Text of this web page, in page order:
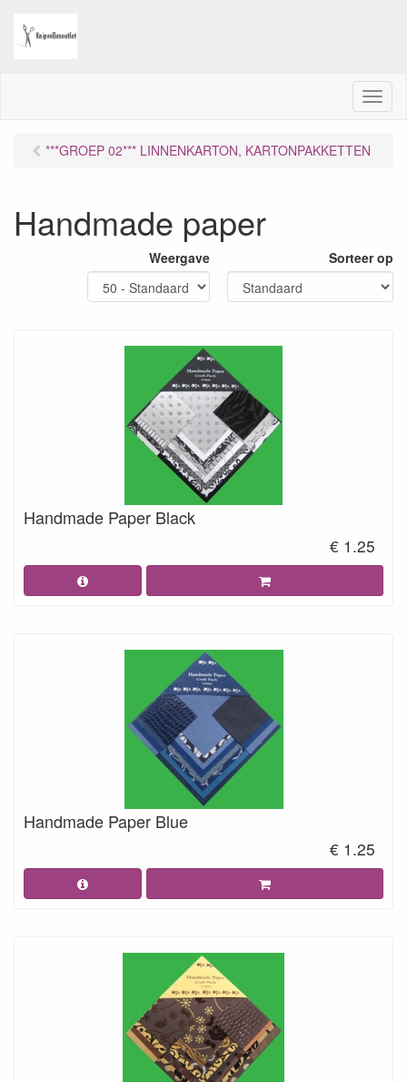
M
e
***GROEP 02*** LINNENKARTON, KARTONPAKKETTEN
Handmade paper
Weergave Sorteer op
Handmade Paper Black
€ 1.25
Handmade Paper Blue
€ 1.25